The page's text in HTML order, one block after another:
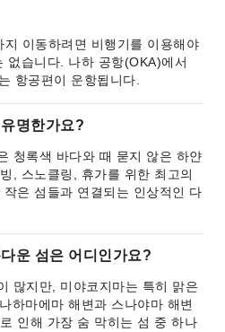
지 이동하려면 비행기를 이용해야
없습니다. 나하 공항(OKA)에서
항공편이 운항됩니다.
명한가요?
청록색 바다와 때 묻지 않은 하얀
, 스노클링, 휴가를 위한 최고의
은 섬들과 연결되는 인상적인 다
운 섬은 어디인가요?
많지만, 미야코지마는 특히 맑은
하마에마 해변과 스나야마 해변
인해 가장 숨 막히는 섬 중 하나